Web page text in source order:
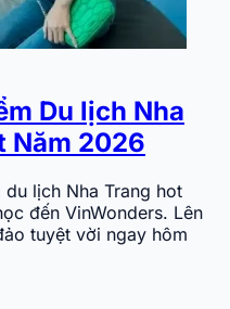
Du lịch Nha
Năm 2026
lịch Nha Trang hot
đến VinWonders. Lên
tuyệt vời ngay hôm